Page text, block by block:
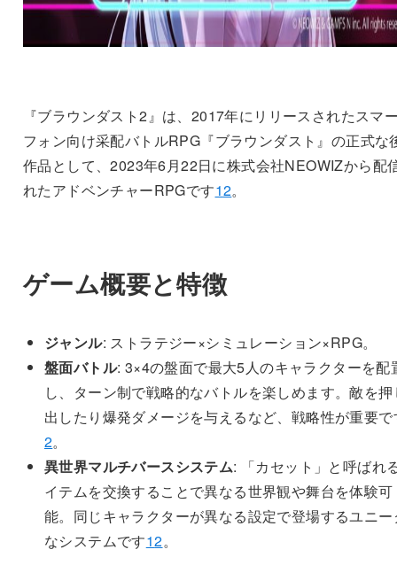
『ブラウンダスト2』は、2017年にリリースされたスマ
フォン向け采配バトルRPG『ブラウンダスト』の正式な
作品として、2023年6月22日に株式会社NEOWIZから配
れたアドベンチャーRPGです12。
ゲーム概要と特徴
ジャンル: ストラテジー×シミュレーション×RPG。
盤面バトル: 3×4の盤面で最大5人のキャラクターを配
し、ターン制で戦略的なバトルを楽しめます。敵を押
出したり爆発ダメージを与えるなど、戦略性が重要で
2。
異世界マルチバースシステム: 「カセット」と呼ばれ
イテムを交換することで異なる世界観や舞台を体験可
能。同じキャラクターが異なる設定で登場するユニー
なシステムです12。